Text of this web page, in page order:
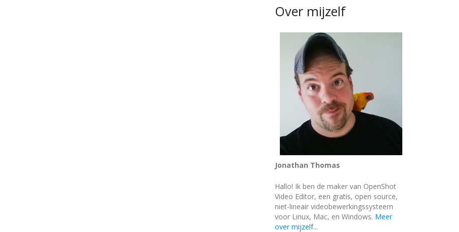
Over mijzelf
Jonathan Thomas
Hallo! Ik ben de maker van OpenShot
Video Editor, een gratis, open source,
niet-lineair videobewerkingssysteem
voor Linux, Mac, en Windows. Meer
over mijzelf...